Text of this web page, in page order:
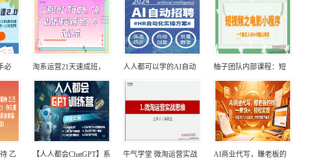
必 淘系运营21天速成班， 人人都可以学的AI自动 柚子团队内部课程：短
乙 【人人都会ChatGPT】系 牛气学堂 微淘运营实战 AI商业代写，賺老板的